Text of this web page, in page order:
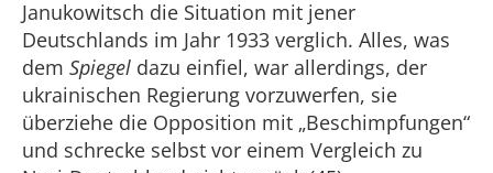
Janukowitsch die Situation mit jener
Deutschlands im Jahr 1933 verglich. Alles, was
dem Spiegel dazu einfiel, war allerdings, der
ukrainischen Regierung vorzuwerfen, sie
überziehe die Opposition mit „Beschimpfungen“
und schrecke selbst vor einem Vergleich zu